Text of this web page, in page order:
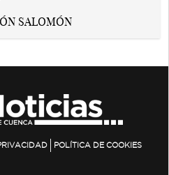
POLÍTICA DE COOKIES